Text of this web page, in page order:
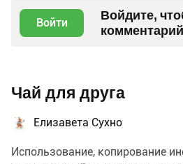
Войти
Войдите,
комментарий
Чай для друга
Елизавета Сухно
Использование, копирование